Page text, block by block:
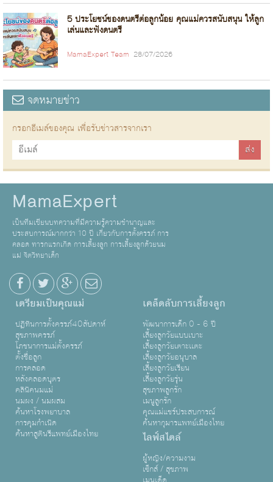
5 ประโยชน์ของดนตรีต่อลูกน้อย คุณแม่ควรสนับสนุน ให้ลูก
เล่นและฟังดนตรี
MamaExpert Team 28/07/2026
จดหมายข่าว
กรอกอีเมล์ของคุณ เพื่อรับข่าวสารจากเรา
MamaExpert
เป็นทีมเขียนบทความที่มีความรู้ความชำนาญและ
ประสบการณ์มากกว่า 10 ปี เกี่ยวกับการตั้งครรภ์ การ
คลอด ทารกแรกเกิด การเลี้ยงลูก การเลี้ยงลูกด้วยนม
แม่ จิตวิทยาเด็ก
เตรียมเป็นคุณแม่
ปฏิทินการตั้งครรภ์40สัปดาห์
สุขภาพครรภ์
โภชนาการแม่ตั้งครรภ์
ตั้งชื่อลูก
การคลอด
หลังคลอดบุตร
คลินิคนมแม่
นมผง / นมผสม
ค้นหาโรงพยาบาล
การคุมกำเนิด
ค้นหาสูตินรีแพทย์เมืองไทย
เคล็ดลับการเลี้ยงลูก
พัฒนาการเด็ก 0 - 6 ปี
เลี้ยงลูกวัยแบบเบาะ
เลี้ยงลูกวัยเตาะเเตะ
เลี้ยงลูกวัยอนุบาล
เลี้ยงลูกวัยเรียน
เลี้ยงลูกวัยรุ่น
สุขภาพลูกรัก
เมนูลูกรัก
คุณแม่แชร์ประสบการณ์
ค้นหากุมารแพทย์เมืองไทย
ไลฟ์สไตล์
ผู้หญิง/ความงาม
เซ็กส์ / สุขภาพ